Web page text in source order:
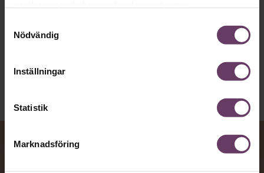
Nödvändig
Inställningar
Statistik
Marknadsföring
Kommunikation
Fredrik Kullberg